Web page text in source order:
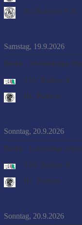
SG Rotation P. B.
Samstag, 19.9.2026
Berlin - Verbandsliga
TSV Rudow II
HC Pankow
Sonntag, 20.9.2026
Berlin - Landesliga
TSV Rudow II
HC Pankow
Sonntag, 20.9.2026